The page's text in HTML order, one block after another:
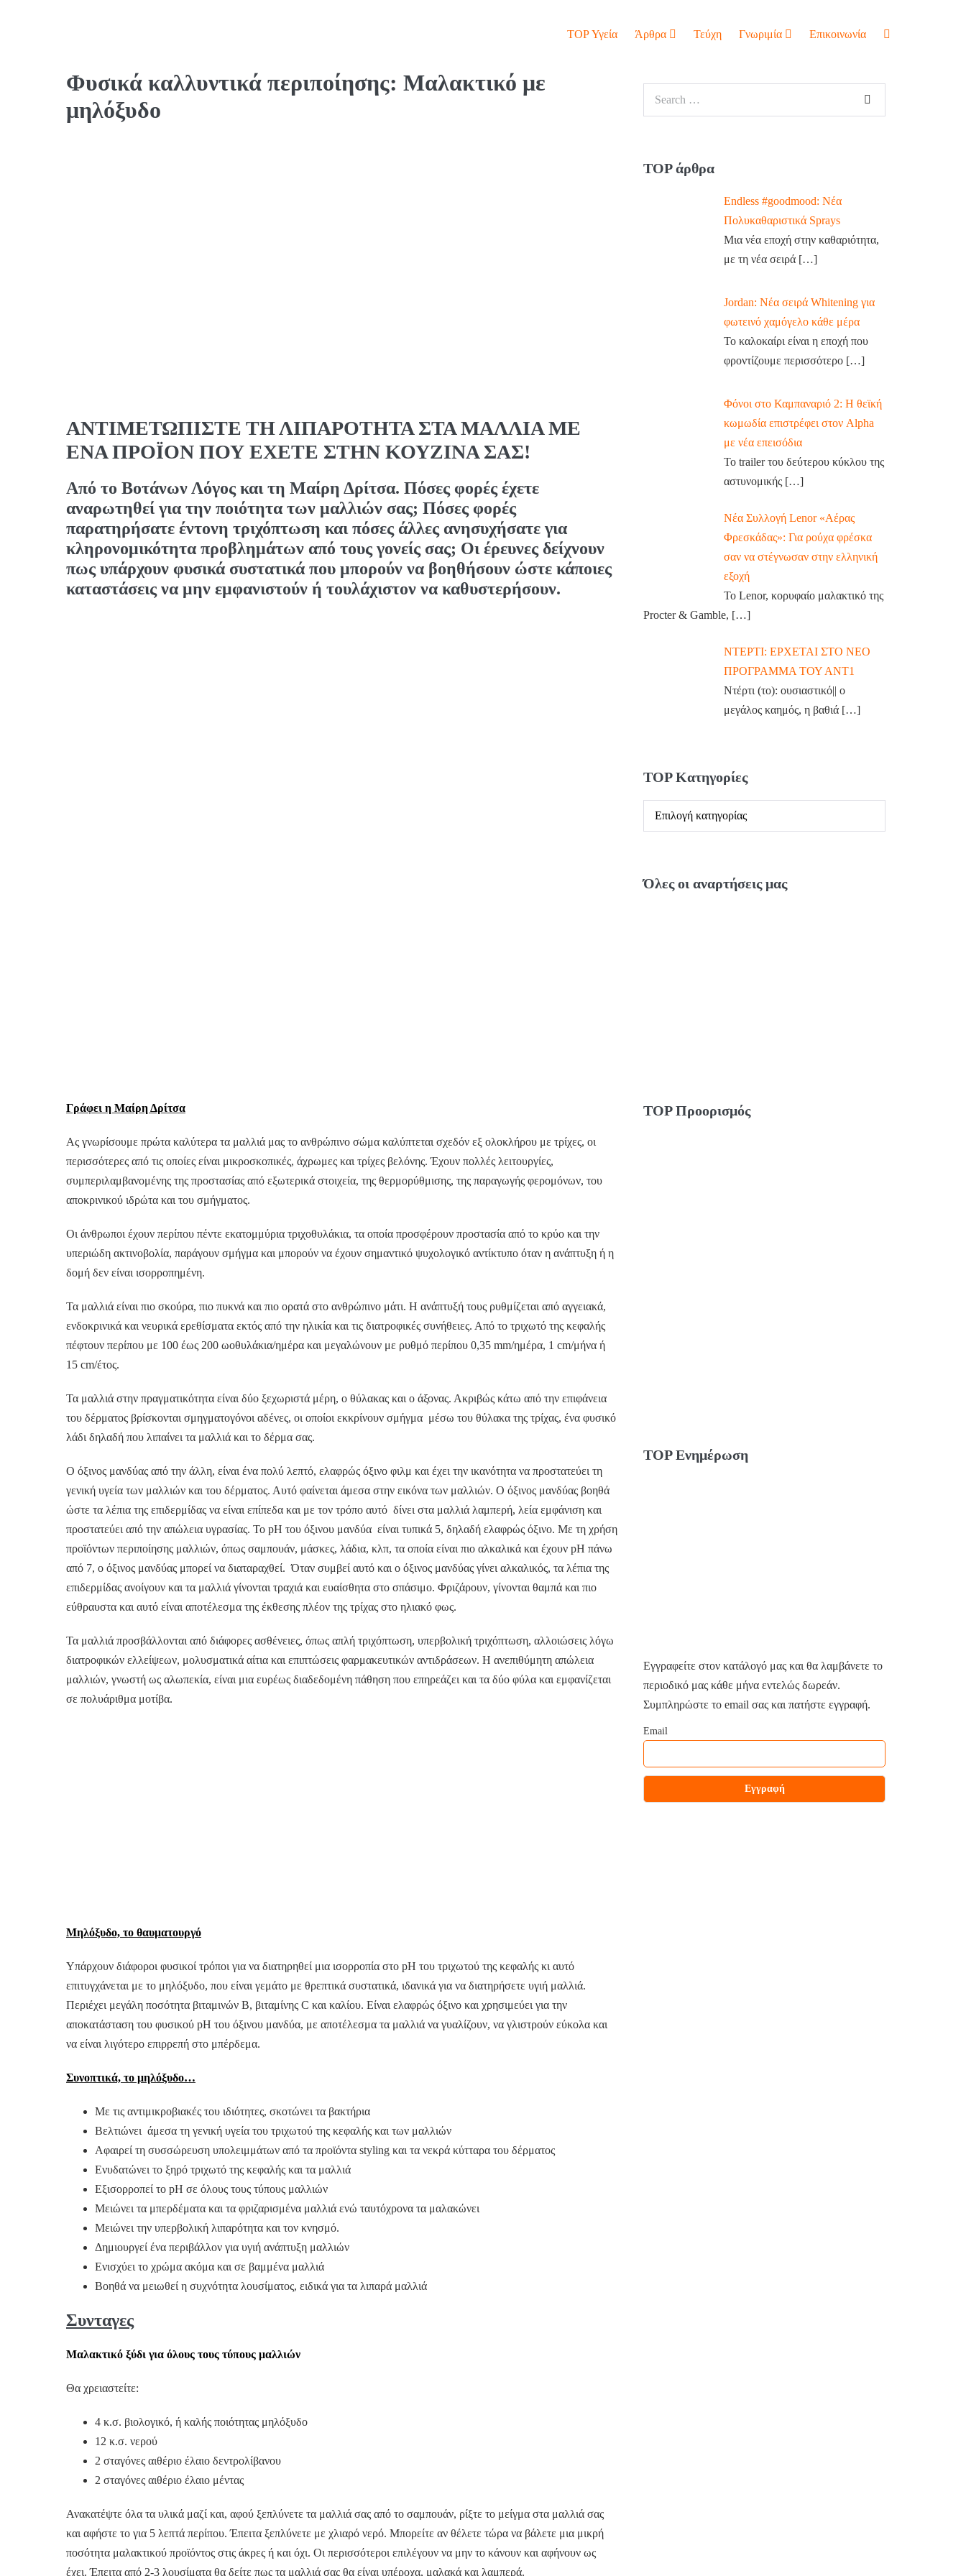
TOP Υγεία Άρθρα Τεύχη Γνωριμία Επικοινωνία
Φυσικά καλλυντικά περιποίησης: Μαλακτικό με
μηλόξυδο
ΑΝΤΙΜΕΤΩΠΙΣΤΕ ΤΗ ΛΙΠΑΡΟΤΗΤΑ ΣΤΑ ΜΑΛΛΙΑ ΜΕ
ΕΝΑ ΠΡΟΪΟΝ ΠΟΥ ΕΧΕΤΕ ΣΤΗΝ ΚΟΥΖΙΝΑ ΣΑΣ!
Από το Βοτάνων Λόγος και τη Μαίρη Δρίτσα. Πόσες φορές έχετε
αναρωτηθεί για την ποιότητα των μαλλιών σας; Πόσες φορές
παρατηρήσατε έντονη τριχόπτωση και πόσες άλλες ανησυχήσατε για
κληρονομικότητα προβλημάτων από τους γονείς σας; Οι έρευνες δείχνουν
πως υπάρχουν φυσικά συστατικά που μπορούν να βοηθήσουν ώστε κάποιες
καταστάσεις να μην εμφανιστούν ή τουλάχιστον να καθυστερήσουν.
Γράφει η Μαίρη Δρίτσα
Ας γνωρίσουμε πρώτα καλύτερα τα μαλλιά μας το ανθρώπινο σώμα καλύπτεται σχεδόν εξ ολοκλήρου με τρίχες, οι
περισσότερες από τις οποίες είναι μικροσκοπικές, άχρωμες και τρίχες βελόνης. Έχουν πολλές λειτουργίες,
συμπεριλαμβανομένης της προστασίας από εξωτερικά στοιχεία, της θερμορύθμισης, της παραγωγής φερομόνων, του
αποκρινικού ιδρώτα και του σμήγματος.
Οι άνθρωποι έχουν περίπου πέντε εκατομμύρια τριχοθυλάκια, τα οποία προσφέρουν προστασία από το κρύο και την
υπεριώδη ακτινοβολία, παράγουν σμήγμα και μπορούν να έχουν σημαντικό ψυχολογικό αντίκτυπο όταν η ανάπτυξη ή η
δομή δεν είναι ισορροπημένη.
Τα μαλλιά είναι πιο σκούρα, πιο πυκνά και πιο ορατά στο ανθρώπινο μάτι. Η ανάπτυξή τους ρυθμίζεται από αγγειακά,
ενδοκρινικά και νευρικά ερεθίσματα εκτός από την ηλικία και τις διατροφικές συνήθειες. Από το τριχωτό της κεφαλής
πέφτουν περίπου με 100 έως 200 ωοθυλάκια/ημέρα και μεγαλώνουν με ρυθμό περίπου 0,35 mm/ημέρα, 1 cm/μήνα ή
15 cm/έτος.
Τα μαλλιά στην πραγματικότητα είναι δύο ξεχωριστά μέρη, ο θύλακας και ο άξονας. Ακριβώς κάτω από την επιφάνεια
του δέρματος βρίσκονται σμηγματογόνοι αδένες, οι οποίοι εκκρίνουν σμήγμα μέσω του θύλακα της τρίχας, ένα φυσικό
λάδι δηλαδή που λιπαίνει τα μαλλιά και το δέρμα σας.
Ο όξινος μανδύας από την άλλη, είναι ένα πολύ λεπτό, ελαφρώς όξινο φιλμ και έχει την ικανότητα να προστατεύει τη
γενική υγεία των μαλλιών και του δέρματος. Αυτό φαίνεται άμεσα στην εικόνα των μαλλιών. Ο όξινος μανδύας βοηθά
ώστε τα λέπια της επιδερμίδας να είναι επίπεδα και με τον τρόπο αυτό δίνει στα μαλλιά λαμπερή, λεία εμφάνιση και
προστατεύει από την απώλεια υγρασίας. Το pH του όξινου μανδύα είναι τυπικά 5, δηλαδή ελαφρώς όξινο. Με τη χρήση
προϊόντων περιποίησης μαλλιών, όπως σαμπουάν, μάσκες, λάδια, κλπ, τα οποία είναι πιο αλκαλικά και έχουν pH πάνω
από 7, ο όξινος μανδύας μπορεί να διαταραχθεί. Όταν συμβεί αυτό και ο όξινος μανδύας γίνει αλκαλικός, τα λέπια της
επιδερμίδας ανοίγουν και τα μαλλιά γίνονται τραχιά και ευαίσθητα στο σπάσιμο. Φριζάρουν, γίνονται θαμπά και πιο
εύθραυστα και αυτό είναι αποτέλεσμα της έκθεσης πλέον της τρίχας στο ηλιακό φως.
Τα μαλλιά προσβάλλονται από διάφορες ασθένειες, όπως απλή τριχόπτωση, υπερβολική τριχόπτωση, αλλοιώσεις λόγω
διατροφικών ελλείψεων, μολυσματικά αίτια και επιπτώσεις φαρμακευτικών αντιδράσεων. Η ανεπιθύμητη απώλεια
μαλλιών, γνωστή ως αλωπεκία, είναι μια ευρέως διαδεδομένη πάθηση που επηρεάζει και τα δύο φύλα και εμφανίζεται
σε πολυάριθμα μοτίβα.
Μηλόξυδο, το θαυματουργό
Υπάρχουν διάφοροι φυσικοί τρόποι για να διατηρηθεί μια ισορροπία στο pH του τριχωτού της κεφαλής κι αυτό
επιτυγχάνεται με το μηλόξυδο, που είναι γεμάτο με θρεπτικά συστατικά, ιδανικά για να διατηρήσετε υγιή μαλλιά.
Περιέχει μεγάλη ποσότητα βιταμινών Β, βιταμίνης C και καλίου. Είναι ελαφρώς όξινο και χρησιμεύει για την
αποκατάσταση του φυσικού pH του όξινου μανδύα, με αποτέλεσμα τα μαλλιά να γυαλίζουν, να γλιστρούν εύκολα και
να είναι λιγότερο επιρρεπή στο μπέρδεμα.
Συνοπτικά, το μηλόξυδο…
Με τις αντιμικροβιακές του ιδιότητες, σκοτώνει τα βακτήρια
Βελτιώνει άμεσα τη γενική υγεία του τριχωτού της κεφαλής και των μαλλιών
Αφαιρεί τη συσσώρευση υπολειμμάτων από τα προϊόντα styling και τα νεκρά κύτταρα του δέρματος
Ενυδατώνει το ξηρό τριχωτό της κεφαλής και τα μαλλιά
Εξισορροπεί το pH σε όλους τους τύπους μαλλιών
Mειώνει τα μπερδέματα και τα φριζαρισμένα μαλλιά ενώ ταυτόχρονα τα μαλακώνει
Μειώνει την υπερβολική λιπαρότητα και τον κνησμό.
Δημιουργεί ένα περιβάλλον για υγιή ανάπτυξη μαλλιών
Ενισχύει το χρώμα ακόμα και σε βαμμένα μαλλιά
Βοηθά να μειωθεί η συχνότητα λουσίματος, ειδικά για τα λιπαρά μαλλιά
Συνταγες
Μαλακτικό ξύδι για όλους τους τύπους μαλλιών
Θα χρειαστείτε:
4 κ.σ. βιολογικό, ή καλής ποιότητας μηλόξυδο
12 κ.σ. νερού
2 σταγόνες αιθέριο έλαιο δεντρολίβανου
2 σταγόνες αιθέριο έλαιο μέντας
Ανακατέψτε όλα τα υλικά μαζί και, αφού ξεπλύνετε τα μαλλιά σας από το σαμπουάν, ρίξτε το μείγμα στα μαλλιά σας
και αφήστε το για 5 λεπτά περίπου. Έπειτα ξεπλύνετε με χλιαρό νερό. Μπορείτε αν θέλετε τώρα να βάλετε μια μικρή
ποσότητα μαλακτικού προϊόντος στις άκρες ή και όχι. Οι περισσότεροι επιλέγουν να μην το κάνουν και αφήνουν ως
έχει. Έπειτα από 2-3 λουσίματα θα δείτε πως τα μαλλιά σας θα είναι υπέροχα, μαλακά και λαμπερά.
TOP άρθρα
Endless #goodmood: Νέα
Πολυκαθαριστικά Sprays
Μια νέα εποχή στην καθαριότητα,
με τη νέα σειρά […]
Jordan: Νέα σειρά Whitening για
φωτεινό χαμόγελο κάθε μέρα
Το καλοκαίρι είναι η εποχή που
φροντίζουμε περισσότερο […]
Φόνοι στο Καμπαναριό 2: Η θεϊκή
κωμωδία επιστρέφει στον Alpha
με νέα επεισόδια
Το trailer του δεύτερου κύκλου της
αστυνομικής […]
Νέα Συλλογή Lenor «Αέρας
Φρεσκάδας»: Για ρούχα φρέσκα
σαν να στέγνωσαν στην ελληνική
εξοχή
Το Lenor, κορυφαίο μαλακτικό της
Procter & Gamble, […]
ΝΤΕΡΤΙ: ΕΡΧΕΤΑΙ ΣΤΟ ΝΕΟ
ΠΡΟΓΡΑΜΜΑ ΤΟΥ ΑΝΤ1
Ντέρτι (το): ουσιαστικό|| ο
μεγάλος καημός, η βαθιά […]
TOP Κατηγορίες
Όλες οι αναρτήσεις μας
TOP Προορισμός
TOP Ενημέρωση
Εγγραφείτε στον κατάλογό μας και θα λαμβάνετε το
περιοδικό μας κάθε μήνα εντελώς δωρεάν.
Συμπληρώστε το email σας και πατήστε εγγραφή.
Email